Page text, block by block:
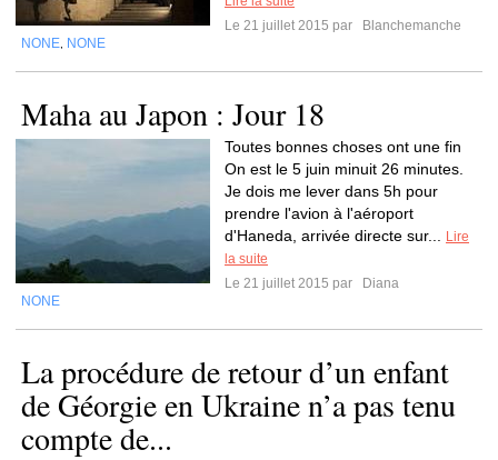
Le 21 juillet 2015 par
Blanchemanche
NONE NONE
Maha au Japon : Jour 18
Toutes bonnes choses ont une fin
On est le 5 juin minuit 26 minutes.
Je dois me lever dans 5h pour
prendre l'avion à l'aéroport
d'Haneda, arrivée directe sur...
Lire
la suite
Le 21 juillet 2015 par
Diana
NONE
La procédure de retour d’un enfant
de Géorgie en Ukraine n’a pas tenu
compte de...